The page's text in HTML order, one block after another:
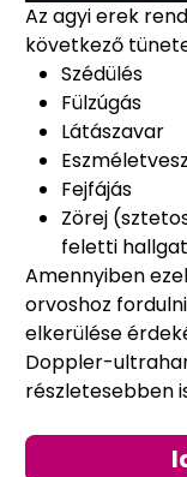
Az agyi erek
következő
Szédülés
Fülzúgás
Látászavar
Fejfájás
Zörej
feletti
Amennyiben
orvoshoz
elkerülése
Doppler-
részletesebben